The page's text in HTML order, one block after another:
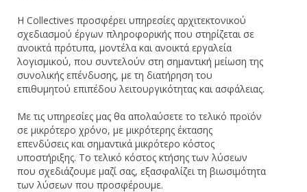
Η Collectives προσφέρει υπηρεσίες αρχιτεκτονικού
σχεδιασμού έργων πληροφορικής που στηρίζεται σε
ανοικτά πρότυπα, μοντέλα και ανοικτά εργαλεία
λογισμικού, που συντελούν στη σημαντική μείωση της
συνολικής επένδυσης, με τη διατήρηση του
επιθυμητού επιπέδου λειτουργικότητας και ασφάλειας.
Με τις υπηρεσίες μας θα απολαύσετε το τελικό προϊόν
σε μικρότερο χρόνο, με μικρότερης έκτασης
επενδύσεις και σημαντικά μικρότερο κόστος
υποστήριξης. Το τελικό κόστος κτήσης των λύσεων
που σχεδιάζουμε μαζί σας, εξασφαλίζει τη βιωσιμότητα
των λύσεων που προσφέρουμε.